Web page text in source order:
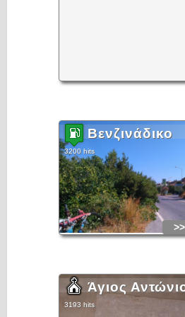
Βενζινάδικο
3200 hits
Άγιος
3193 hits